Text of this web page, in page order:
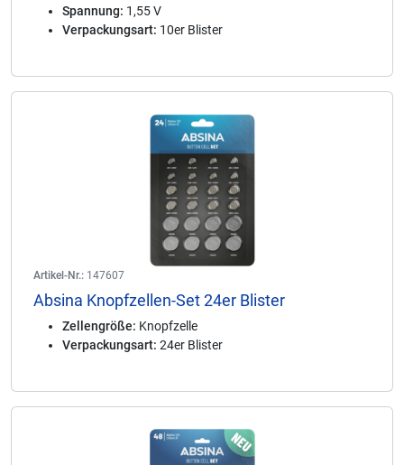
Spannung: 1,55 V
Verpackungsart: 10er Blister
Artikel-Nr.: 147607
Absina Knopfzellen-Set 24er Blister
Zellengröße: Knopfzelle
Verpackungsart: 24er Blister